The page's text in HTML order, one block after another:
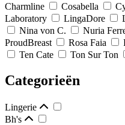
Charmline
Cosabella
Laboratory
LingaDore
Nina von C.
Nuria
ProudBreast
Rosa Faia
Ten Cate
Ton Sur Ton
Categorieën
Lingerie
Bh's